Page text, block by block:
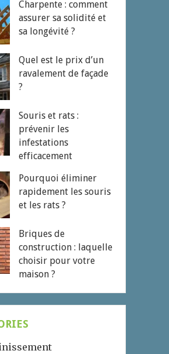
Charpente : comment
assurer sa solidité et
sa longévité ?
Quel est le prix d’un
ravalement de façade
?
Souris et rats :
prévenir les
infestations
efficacement
Pourquoi éliminer
rapidement les souris
et les rats ?
Briques de
construction : laquelle
choisir pour votre
maison ?